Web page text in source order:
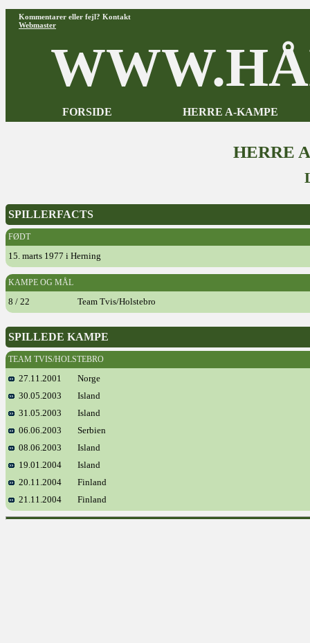
Kommentarer eller fejl? Kontakt
Webmaster
FORSIDE HERRE A-KAMPE
HERRE
SPILLERFACTS
FØDT
15. marts 1977 i Herning
KAMPE OG MÅL
8 / 22 Team Tvis/Holstebro
SPILLEDE KAMPE
TEAM TVIS/HOLSTEBRO
27.11.2001
Norge
30.05.2003
Island
31.05.2003
Island
06.06.2003
Serbien
08.06.2003
Island
19.01.2004
Island
20.11.2004
Finland
21.11.2004
Finland